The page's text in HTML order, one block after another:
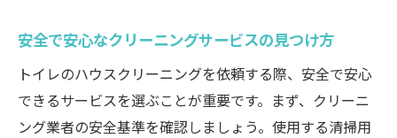
ント
後悔しないための業者選びのコツ
トイレ清掃のプロが教える具体的な掃除のコツ
効率的に掃除を進めるための準備
安全で安心なクリーニングサービスの見つけ方
トイレのハウスクリーニングを依頼する際、安全で安心
できるサービスを選ぶことが重要です。まず、クリーニ
ング業者の安全基準を確認しましょう。使用する清掃用